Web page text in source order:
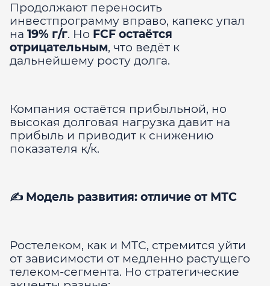
Продолжают переносить
инвестпрограмму вправо, капекс упал
на 19% г/г. Но FCF остаётся
отрицательным, что ведёт к
дальнейшему росту долга.
Компания остаётся прибыльной, но
высокая долговая нагрузка давит на
прибыль и приводит к снижению
показателя к/к.
✍️ Модель развития: отличие от МТС
Ростелеком, как и МТС, стремится уйти
от зависимости от медленно растущего
телеком-сегмента. Но стратегические